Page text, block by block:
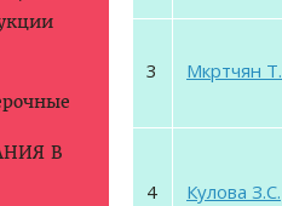
В
3 Мкртчян
4 Кулова З.С.